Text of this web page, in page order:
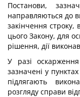
Постанови,
направляються до
закінчення строку,
цього Закону, для
рішення, дії
У разі
зазначені у
підлягають
розгляду справи